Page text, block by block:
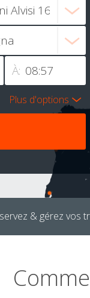
À:
Plus d'options
& gérez vos